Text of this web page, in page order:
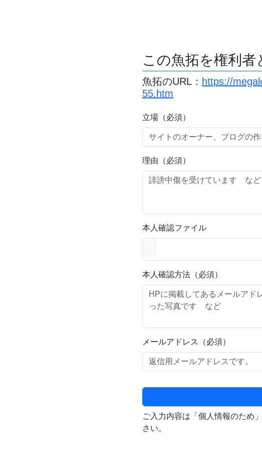
この魚拓を権利者
魚拓のURL： https://
55.htm
立場（必須）
理由（必須）
本人確認ファイル
本人確認方法（必須）
メールアドレス（必須）
ご入力内容は「個人情報のため
さい。